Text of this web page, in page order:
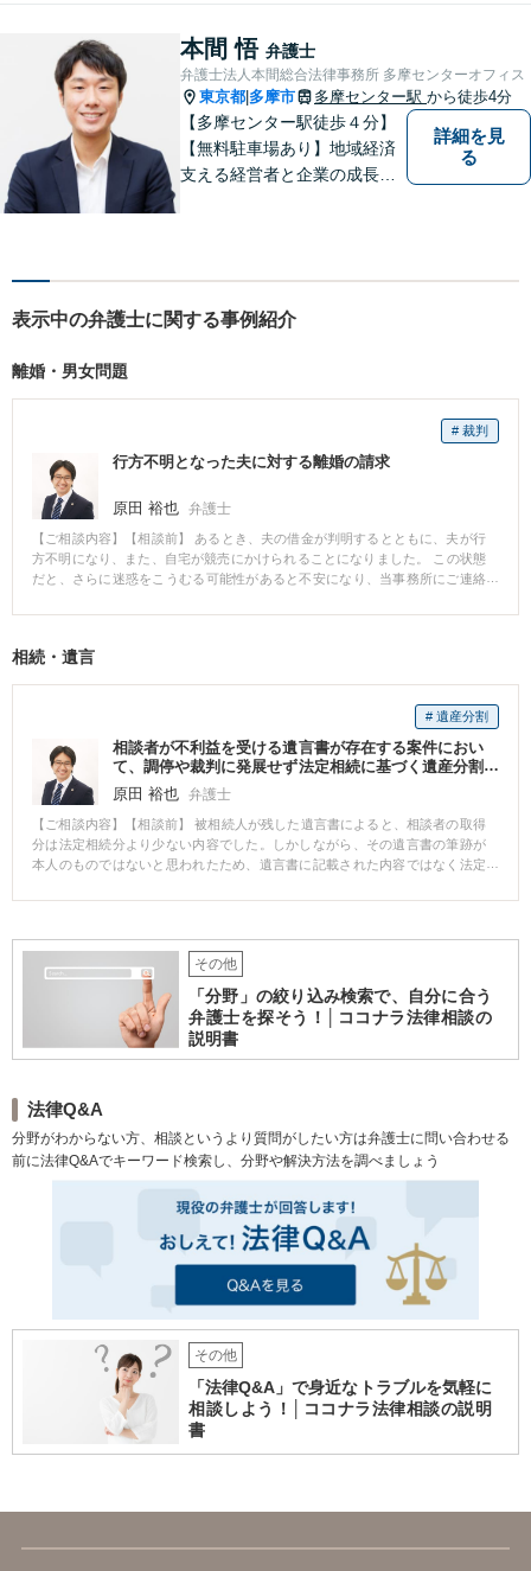
したいことを整理しながら導
き出します。
本間 悟 弁護士
弁護士法人本間総合法律事務所 多摩センターオフィス
東京都 多摩市 多摩センター駅 から徒歩4分
【多摩センター駅徒歩４分】
【無料駐車場あり】地域経済
支える経営者と企業の成長を
事故、相続、成年後見、不動
しますので、お気軽にご相談
詳細を見
る
表示中の弁護士に関する事例紹介
離婚・男女問題
# 裁判
行方不明となった夫に対する離婚の請求
原田 裕也 弁護士
【ご相談内容】【相談前】 あるとき、夫の借金が判明するとともに、夫が行
方不明になり、また、自宅が競売にかけられることになりました。 この状態
だと、さらに迷惑をこうむる可能性があると不安になり、当事務所にご連絡
→調停→訴訟と進んでいくのですが、この件では、夫の居所が分からず、連
として、調停を申し立てる必要がありますが、例外的に、訴訟を直接起こす
ことにしました。 ただ、訴訟を起こしても、訴状を受け取らない可能性が高
いので、提訴前から、公示送達という方法を取る方針にしました。 公示送達
は、手間がかかるので、裁判所から連絡を受けたら、すぐに公示送達ができ
るよう準備をしていました。 しかし、提訴後、裁判所から、訴状が受け取ら
れたとの連絡を受けました。 そして、第1回の口頭弁論に被告が出席し、離婚
をするという内容で和解しました。 【先生のコメント】 公示送達を予定して
おり、そのために、資料を集めておりましたが、被告が裁判に出席すること
に驚きはありました。 しかし、早期に離婚をするという当初のご相談者様の
制度を駆使するべく、調査し、準備することの大切が実感できた事案でし
相続・遺言
# 遺産分割
相談者が不利益を受ける遺言書が存在する案件におい
て、調停や裁判に発展せず法定相続に基づく遺産分割
で解決
原田 裕也 弁護士
【ご相談内容】【相談前】 被相続人が残した遺言書によると、相談者の取得
分は法定相続分より少ない内容でした。しかしながら、その遺言書の筆跡が
本人のものではないと思われたため、遺言書に記載された内容ではなく法定
遺言書の偽造を疑う状況でしたが、それを完全に証明できる証拠は不十分で
く、相手方もこの筆跡の問題を認識していました。このような状況から、遺
言無効確認の訴訟は勝訴の見込みが不確実で時間だけがかかるリスクがある
と判断しました。相手方も遺言書の正当性を強く主張できる立場ではなかっ
たため、遺言書がないものとして法定相続分による遺産分割協議を提案し、
進めることになりました。 【先生のコメント】 遺言書偽造の主張にこだわっ
てしまうと争いが長期化する恐れがあります。また、遺言無効確認訴訟とな
し、遺産分割協議という話し合いによる解決へと導きました。
その他
「分野」の絞り込み検索で、自分に合う
弁護士を探そう！│ココナラ法律相談の
説明書
法律Q&A
分野がわからない方、相談というより質問がしたい方は弁護士に問い合わせる
前に法律Q&Aでキーワード検索し、分野や解決方法を調べましょう
その他
「法律Q&A」で身近なトラブルを気軽に
相談しよう！│ココナラ法律相談の説明
書